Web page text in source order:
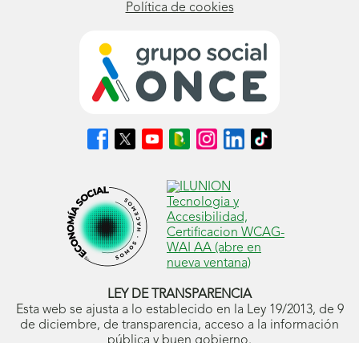
Política de cookies
Síguenos
en
abrirá
en
ventana
nueva)
Síguenos
en
abrirá
en
ventana
nueva)
Síguenos
en
abrirá
en
ventana
nueva)
Síguenos
en
Blog
ONCE
(se
abrirá
en
ventana
nueva)
Síguenos
en
(se
abrirá
en
ventana
nueva)
Síguenos
en
(se
abrirá
en
ventana
nueva)
Síguenos
en
ventana
nueva)
LEY DE TRANSPARENCIA
Esta web se ajusta a lo establecido en la Ley 19/2013, de 9
de diciembre, de transparencia, acceso a la información